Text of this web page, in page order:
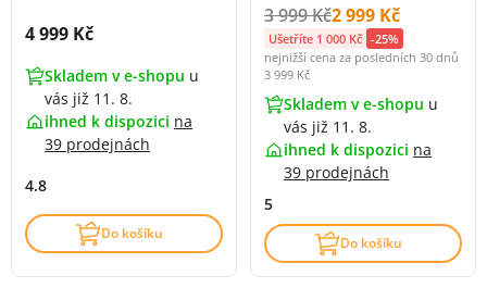
Cena s DPH:
4 999 Kč
Skladem v e-shopu u
vás již 11. 8.
ihned k dispozici na
39 prodejnách
4.8
Do košíku
Původní cena s DPH:
3 999 KčCena s DPH:
2 999 Kč
Ušetříte 1 000 Kč -25%
nejnižší cena za posledních 30 dnů
3 999 Kč
Skladem v e-shopu u
vás již 11. 8.
ihned k dispozici na
39 prodejnách
5
Do košíku